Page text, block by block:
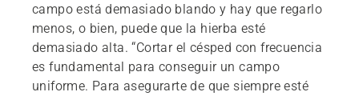
campo está demasiado blando y hay que regarlo
menos, o bien, puede que la hierba esté
demasiado alta. “Cortar el césped con frecuencia
es fundamental para conseguir un campo
uniforme. Para asegurarte de que siempre esté